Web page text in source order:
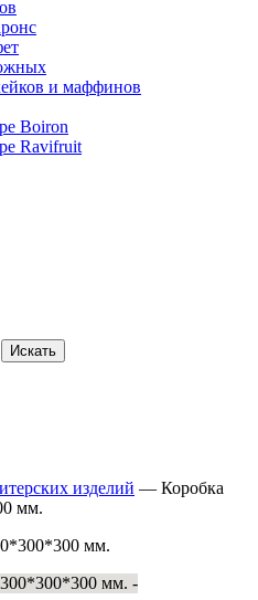
и маффинов
Boiron
Ravifruit
Искать
изделий — Коробка
мм.
мм.